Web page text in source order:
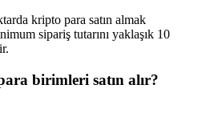
kripto para satın almak
sipariş tutarını yaklaşık 10
birimleri satın alır?